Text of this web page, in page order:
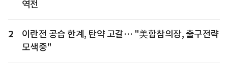
역전
2
이란전 공습 한계, 탄약 고갈… "美합참의장, 출구전략
모색중"